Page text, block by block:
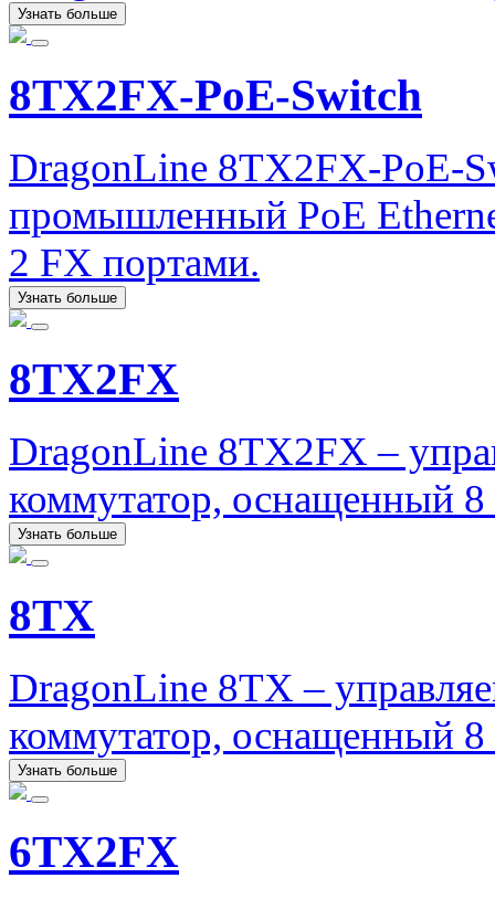
Узнать больше
8TX2FX-PoE-Switch
DragonLine 8TX2FX-PoE-
промышленный PoE
2 FX портами.
Узнать больше
8TX2FX
DragonLine 8TX2FX –
коммутатор, оснащенный
Узнать больше
8TX
DragonLine 8TX –
коммутатор, оснащенный
Узнать больше
6TX2FX